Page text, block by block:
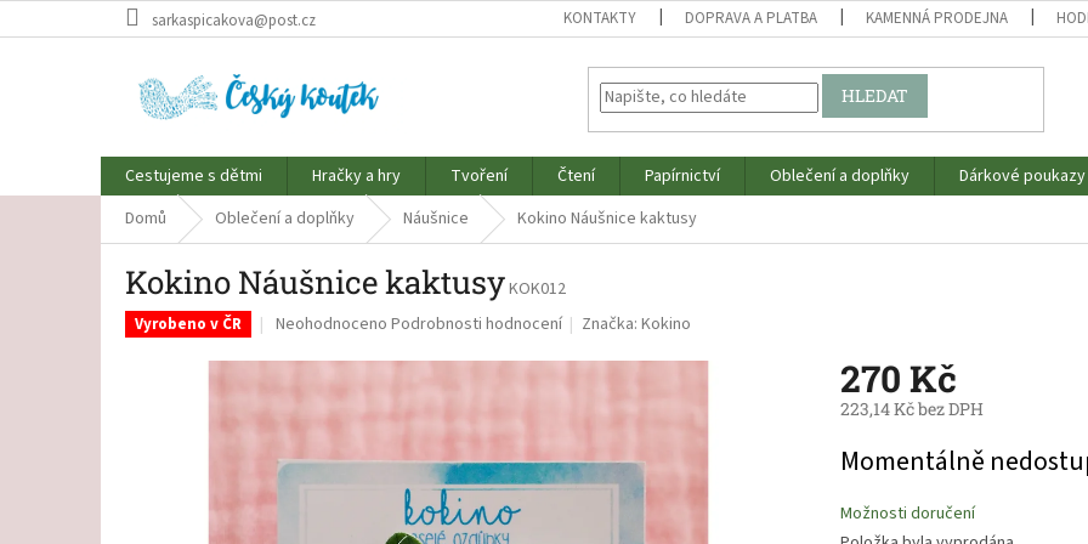
na
sarkaspicakova@post.cz KONTAKTY DOPRAVA A PLATBA KAMENNÁ PRODEJNA
HLEDAT
Cestujeme s dětmi Hračky a hry Tvoření Čtení Papírnictví Oblečení a doplňky Dárkové poukazy
Domů
Oblečení a doplňky Náušnice Kokino Náušnice kaktusy
Kokino Náušnice kaktusyKOK012
Vyrobeno v ČR
Průměrné
produktu
0,0
5
hvězdiček.
Neohodnoceno Podrobnosti hodnocení Značka:Kokino
270 Kč
223,14 Kč bez DPH
cena:
Momentálně
Možnosti doručení